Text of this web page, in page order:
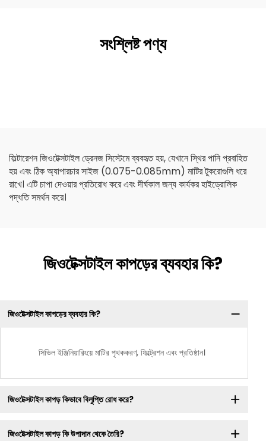
সংশ্লিষ্ট পণ্য
ফিল্টারেশন জিওটেক্সটাইল ড্রেনজ সিস্টেমে ব্যবহৃত হয়, যেখানে স্থির পানি প্রবাহিত
হয় এবং ঠিক অ্যাপারচার সাইজ (0.075-0.085mm) মাটির টুকরোগুলি ধরে
রাখে। এটি চাপা দেওয়ার প্রতিরোধ করে এবং দীর্ঘকাল জন্য কার্যকর হাইড্রোলিক
পদ্ধতি সমর্থন করে।
জিওটেক্সটাইল কাপড়ের ব্যবহার কি?
জিওটেক্সটাইল কাপড়ের ব্যবহার কি?
সিভিল ইঞ্জিনিয়ারিংয়ে মাটির পৃথককরণ, ফিল্ট্রেশন এবং প্রতিষ্ঠান।
জিওটেক্সটাইল কাপড় কিভাবে বিলুপ্তি রোধ করে?
জিওটেক্সটাইল কাপড় কি উপাদান থেকে তৈরি?